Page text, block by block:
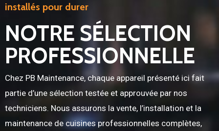
installés pour durer
NOTRE SÉLECTION
PROFESSIONNELLE
Chez PB Maintenance, chaque appareil présenté ici fait
partie d’une sélection testée et approuvée par nos
techniciens. Nous assurons la vente, l’installation et la
maintenance de cuisines professionnelles complètes,